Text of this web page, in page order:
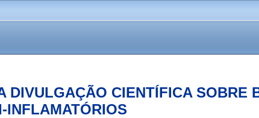
CIENTÍFICA SOBRE
INFLAMATÓRIOS